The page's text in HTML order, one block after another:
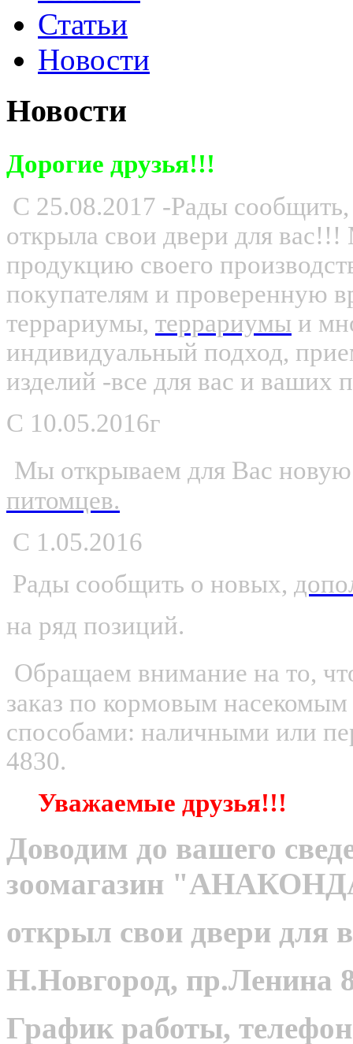
Статьи
Новости
Новости
Дорогие друзья!!!
С 25.08.2017 -Рады
открыла свои двери для
продукцию своего
покупателям и проверенную
террариумы, террариумы и
индивидуальный подход,
изделий -все для вас и ваших
С 10.05.2016г
Мы открываем для Вас
питомцев.
С 1.05.2016
Рады сообщить о новых,
на ряд позиций.
Обращаем внимание на то,
заказ по кормовым
способами: наличными или
4830.
Уважаемые друзья!!!
Доводим до вашего
зоомагазин
открыл свои двери для
Н.Новгород, пр.Ленина
График работы,